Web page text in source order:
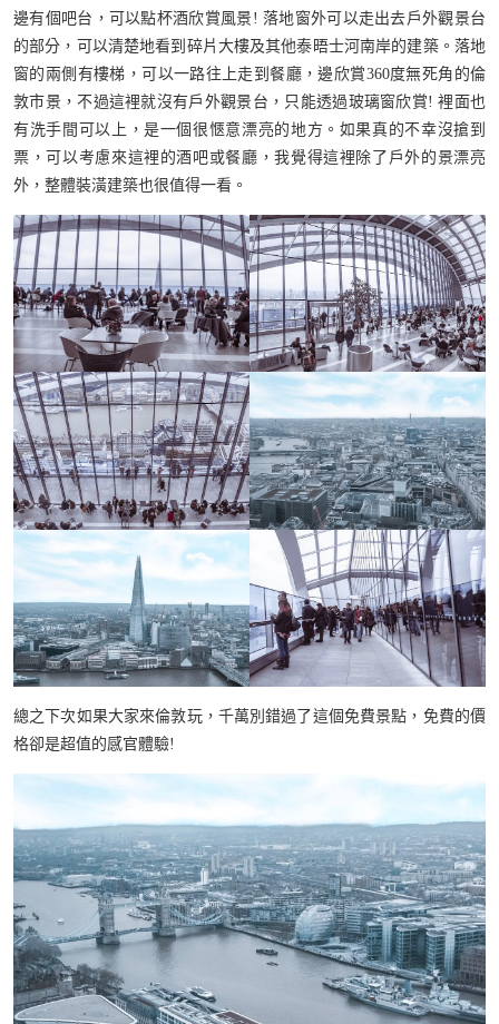
邊有個吧台，可以點杯酒欣賞風景! 落地窗外可以走出去戶外觀景台
的部分，可以清楚地看到碎片大樓及其他泰晤士河南岸的建築。落地
窗的兩側有樓梯，可以一路往上走到餐廳，邊欣賞360度無死角的倫
敦市景，不過這裡就沒有戶外觀景台，只能透過玻璃窗欣賞! 裡面也
有洗手間可以上，是一個很愜意漂亮的地方。如果真的不幸沒搶到
票，可以考慮來這裡的酒吧或餐廳，我覺得這裡除了戶外的景漂亮
外，整體裝潢建築也很值得一看。
總之下次如果大家來倫敦玩，千萬別錯過了這個免費景點，免費的價
格卻是超值的感官體驗!